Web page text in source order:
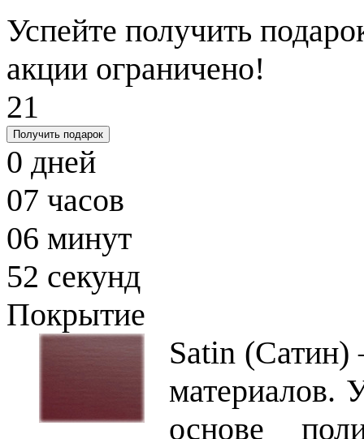
Успейте получить
акции ограничено!
21
Получить подарок
0 дней
07 часов
06 минут
51 секунд
Покрытие
Satin (Сатин)
материалов.
основе